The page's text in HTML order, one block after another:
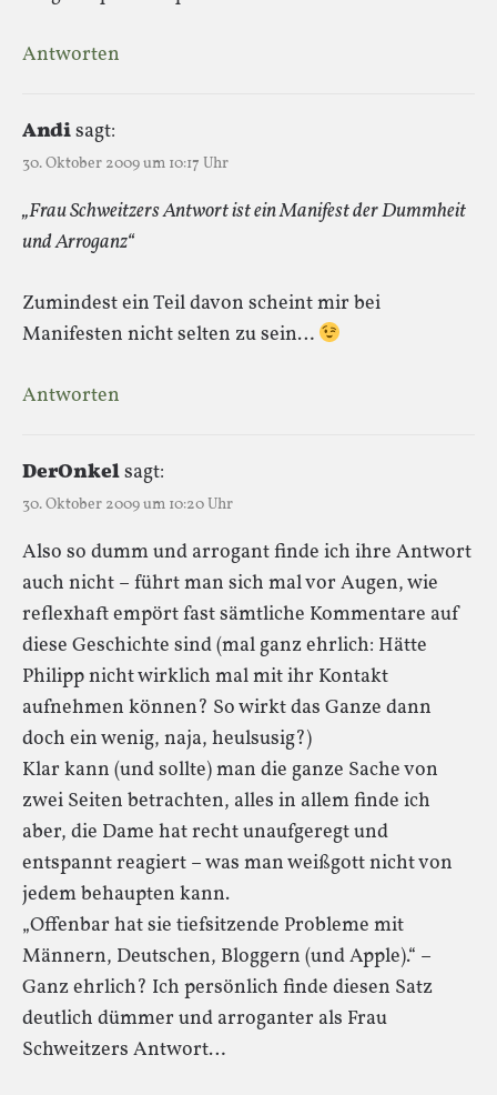
Antworten
Andisagt:
30. Oktober 2009 um 10:17 Uhr
„Frau Schweitzers Antwort ist ein Manifest der Dummheit
und Arroganz“
Zumindest ein Teil davon scheint mir bei
Manifesten nicht selten zu sein…
Antworten
DerOnkelsagt:
30. Oktober 2009 um 10:20 Uhr
Also so dumm und arrogant finde ich ihre Antwort
auch nicht – führt man sich mal vor Augen, wie
reflexhaft empört fast sämtliche Kommentare auf
diese Geschichte sind (mal ganz ehrlich: Hätte
Philipp nicht wirklich mal mit ihr Kontakt
aufnehmen können? So wirkt das Ganze dann
doch ein wenig, naja, heulsusig?)
Klar kann (und sollte) man die ganze Sache von
zwei Seiten betrachten, alles in allem finde ich
aber, die Dame hat recht unaufgeregt und
entspannt reagiert – was man weißgott nicht von
jedem behaupten kann.
„Offenbar hat sie tiefsitzende Probleme mit
Männern, Deutschen, Bloggern (und Apple).“ –
Ganz ehrlich? Ich persönlich finde diesen Satz
deutlich dümmer und arroganter als Frau
Schweitzers Antwort…